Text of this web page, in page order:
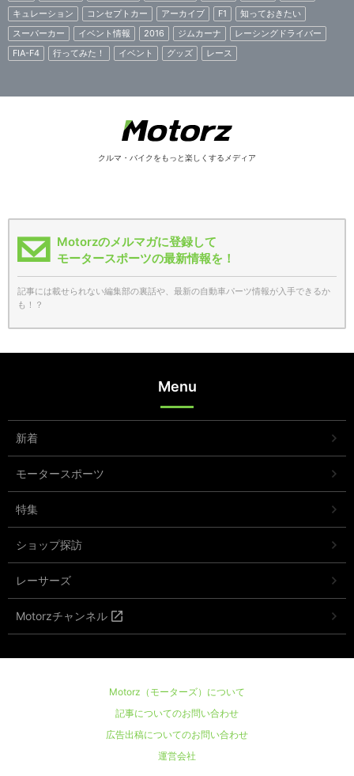
キュレーション
コンセプトカー アーカイブ F1
知っておきたい
スーパーカー
イベント情報 2016 ジムカーナ
レーシングドライバー
FIA-F4
行ってみた！ イベント グッズ レース
クルマ・バイクをもっと楽しくするメディア
Motorzのメルマガに登録して
モータースポーツの最新情報を！
記事には載せられない編集部の裏話や、最新の自動車パーツ情報が入手できるか
も！？
Menu
新着
モータースポーツ
特集
ショップ探訪
レーサーズ
Motorzチャンネル
Motorz（モーターズ）について
記事についてのお問い合わせ
広告出稿についてのお問い合わせ
運営会社